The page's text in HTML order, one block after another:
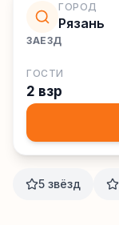
ГОРОД
Рязань
ЗАЕЗД
ГОСТИ
2 взр
5 звёзд